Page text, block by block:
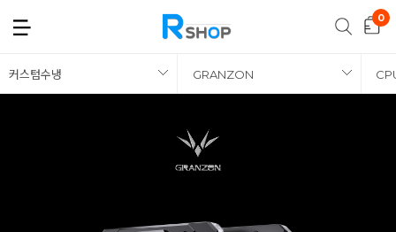
커스텀수냉 GRANZON